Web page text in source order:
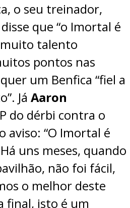
o seu treinador,
que “o Imortal é
talento
pontos nas
um Benfica “fiel a
Já Aaron
do dérbi contra o
aviso: “O Imortal é
uns meses, quando
não foi fácil,
o melhor deste
final, isto é um